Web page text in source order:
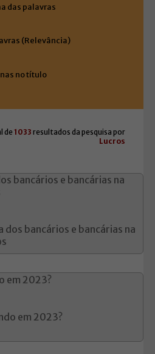
das palavras
(Relevância)
no título
de 1033 resultados da pesquisa por
Lucros
dos bancários e bancárias na
em 2023?